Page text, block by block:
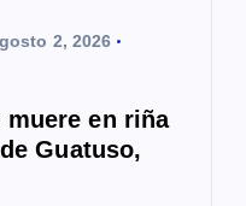
2, 2026
muere en riña
Guatuso,